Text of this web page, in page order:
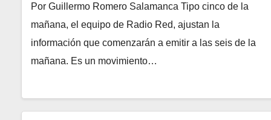
Por Guillermo Romero Salamanca Tipo cinco de la
mañana, el equipo de Radio Red, ajustan la
información que comenzarán a emitir a las seis de la
mañana. Es un movimiento…